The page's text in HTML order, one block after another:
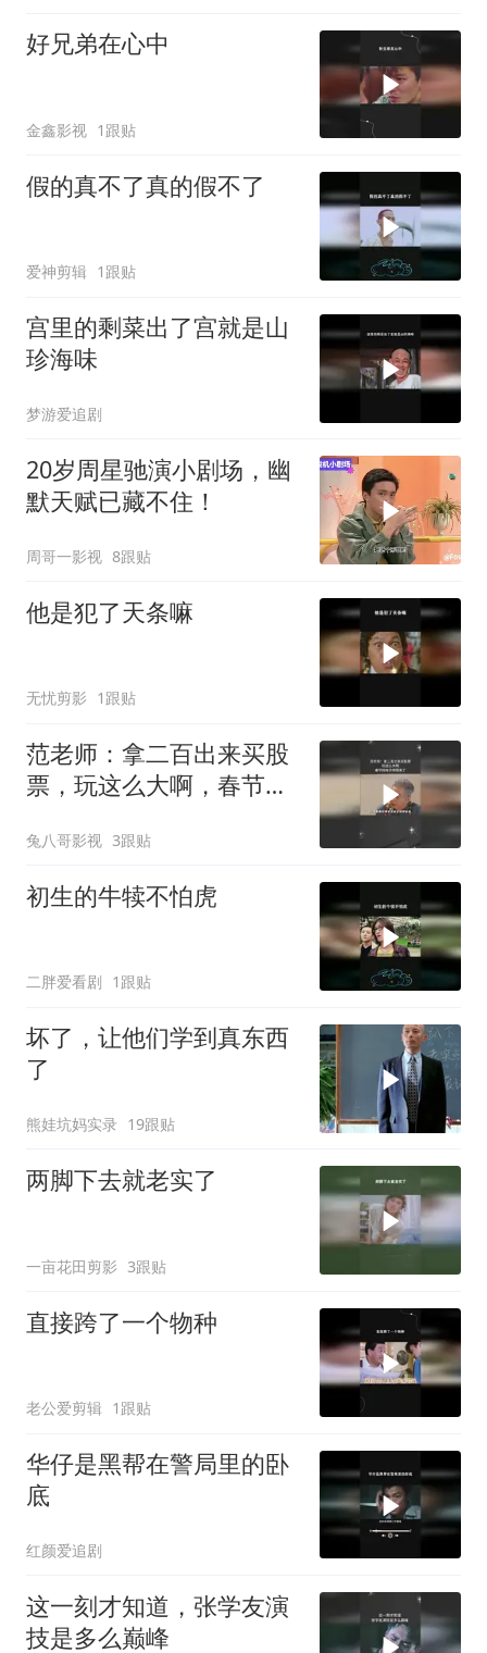
好兄弟在心中
金鑫影视 1跟贴
假的真不了真的假不了
爱神剪辑 1跟贴
宫里的剩菜出了宫就是山
珍海味
梦游爱追剧
20岁周星驰演小剧场，幽
默天赋已藏不住！
周哥一影视 8跟贴
他是犯了天条嘛
无忧剪影 1跟贴
范老师：拿二百出来买股
票，玩这么大啊，春节档
兔八哥影视 3跟贴
初生的牛犊不怕虎
二胖爱看剧 1跟贴
坏了，让他们学到真东西
了
熊娃坑妈实录 19跟贴
两脚下去就老实了
一亩花田剪影 3跟贴
直接跨了一个物种
老公爱剪辑 1跟贴
华仔是黑帮在警局里的卧
底
红颜爱追剧
这一刻才知道，张学友演
技是多么巅峰